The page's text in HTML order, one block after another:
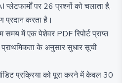
पर 26 प्रश्नों को चलाता है,
प्रदान करता है।
समय में एक पेशेवर PDF रिपोर्ट प्राप्त
के अनुसार सुधार सूची
प्रक्रिया को पूरा करने में केवल 30